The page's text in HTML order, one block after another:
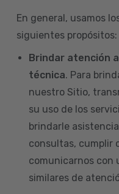
En general, usamos
siguientes propósitos:
Brindar atención
técnica. Para
nuestro Sitio,
su uso de los
brindarle
consultas, cumplir
comunicarnos con
similares de